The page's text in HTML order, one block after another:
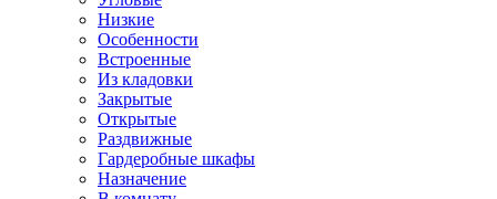
Низкие
Особенности
Встроенные
Из кладовки
Закрытые
Открытые
Раздвижные
Гардеробные шкафы
Назначение